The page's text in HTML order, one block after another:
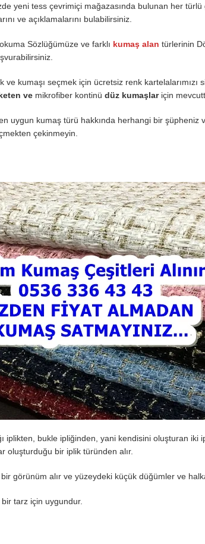
yeni tess çevrimiçi mağazasında bulunan her
ve açıklamalarını bulabilirsiniz.
Sözlüğümüze ve farklı kumaş alan türlerinin
ve kumaşı seçmek için ücretsiz renk kartelalarımızı
ve mikrofiber kontinü düz kumaşlariçin
uygun kumaş türü hakkında herhangi bir şüpheniz
çekinmeyin.
iplikten, bukle ipliğinden, yani kendisini oluşturan iki
oluşturduğu bir iplik türünden alır.
görünüm alır ve yüzeydeki küçük düğümler ve
tarz için uygundur.